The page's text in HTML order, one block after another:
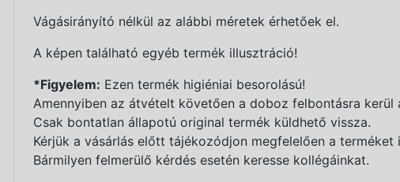
Vágásirányító nélkül az alábbi méretek érhetőek el.
A képen található egyéb termék illusztráció!
*Figyelem: Ezen termék higiéniai besorolású!
Amennyiben az átvételt követően a doboz felbontásra kerül
Csak bontatlan állapotú original termék küldhető vissza.
Kérjük a vásárlás előtt tájékozódjon megfelelően a terméket
Bármilyen felmerülő kérdés esetén keresse kollégáinkat.